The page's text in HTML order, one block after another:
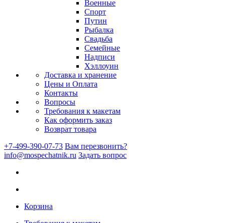
Военные
Спорт
Путин
Рыбалка
Свадьба
Семейные
Надписи
Хэллоуин
Доставка и хранение
Цены и Оплата
Контакты
Вопросы
Требования к макетам
Как оформить заказ
Возврат товара
+7-499-390-07-73 Вам перезвонить?
info@mospechatnik.ru Задать вопрос
Корзина